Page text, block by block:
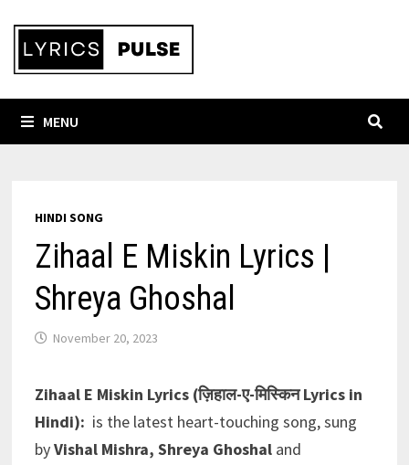
content
MENU
HINDI SONG
Zihaal E Miskin Lyrics |
Shreya Ghoshal
November 20, 2023
Zihaal E Miskin Lyrics (ज़िहाल-ए-मिस्किन Lyrics in
Hindi): is the latest heart-touching song, sung
byVishal Mishra, Shreya Ghoshaland